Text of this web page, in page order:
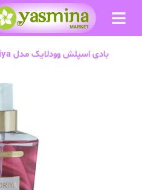
بادی اسپلش وودلایک مدل Efhoriya زنانه 250 میلی لیتر